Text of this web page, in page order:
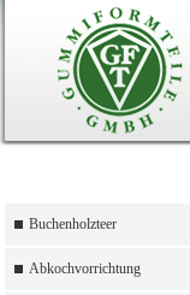
Buchenholzteer
Abkochvorrichtung